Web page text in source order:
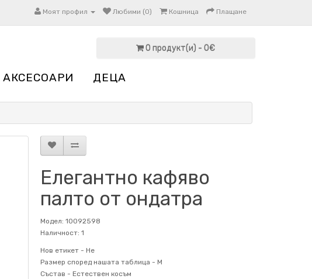
Моят профил Любими (0) Кошница Плащане
0 продукт(и) - 0€
АКСЕСОАРИ ДЕЦА
Елегантно кафяво
палто от ондатра
Модел: 10092598
Наличност: 1
Нов етикет - Не
Размер според нашата таблица - M
Състав - Естествен косъм